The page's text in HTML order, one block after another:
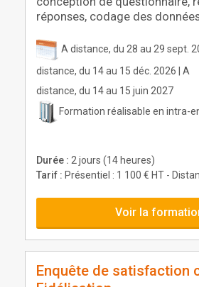
réponses, codage des
A distance, du 28 au 29 sept.
distance, du 14 au 15 déc. 2026 | A
distance, du 14 au 15 juin 2027
Formation réalisable en intra-
Durée : 2 jours (14 heures)
Tarif : Présentiel : 1 100 € HT -
Voir la
Enquête de satisfaction